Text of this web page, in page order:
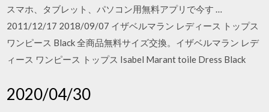
スマホ、タブレット、パソコン用無料アプリで今す …
2011/12/17 2018/09/07 イザベルマラン レディース トップス
ワンピース Black 全商品無料サイズ交換。イザベルマラン レデ
ィース ワンピース トップス Isabel Marant toile Dress Black
2020/04/30